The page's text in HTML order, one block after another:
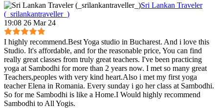
Sri Lankan Traveler
(_srilankantraveller_)
19:08 26 Mar 24
I highly recommend.Best Yoga studio in Bucharest. And i love this
Studio. It's affordable, and for the reasonable price, You can find
really great classes from truly great teachers. I've been practicing
yoga at Sambodhi for more than 2 years now. I met so many great
Teachers,peoples with very kind heart.Also i met my first yoga
teacher Elena in Romania. Every sunday i go her class at Sambodhi.
So for me Sambodhi is like a Home.I Would highly recommend
Sambodhi to All Yogis.